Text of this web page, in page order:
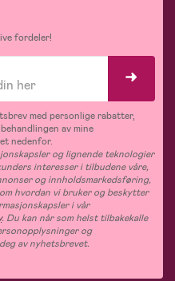
fordeler!
med personlige rabatter,
av mine
nedenfor.
og lignende teknologier
interesser i tilbudene våre,
og innholdsmarkedsføring,
hvordan vi bruker og beskytter
i vår
. Du kan når som helst tilbakekalle
og
av nyhetsbrevet.